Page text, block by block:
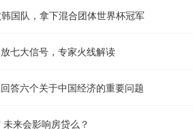
国队，拿下混合团体世界杯冠军
七大信号，专家火线解读
答六个关于中国经济的重要问题
来会影响房贷么？